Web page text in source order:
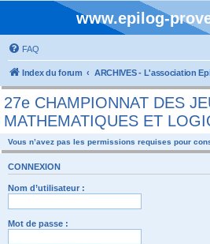
www.epilog-
FAQ
Index du forum ARCHIVES - L'association
27e CHAMPIONNAT DES
MATHEMATIQUES ET
Vous n’avez pas les permissions requises pour
CONNEXION
Nom d’utilisateur :
Mot de passe :